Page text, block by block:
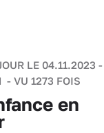
LE 04.11.2023 -
- VU 1273 FOIS
en